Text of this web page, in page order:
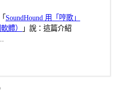
SoundHound 用「哼歌」
體）
」說：這篇介紹